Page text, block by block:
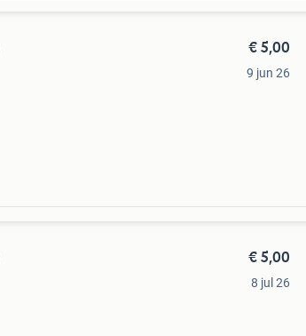
€ 5,00
9 jun 26
€ 5,00
8 jul 26